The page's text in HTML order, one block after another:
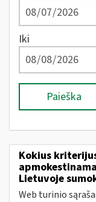
Iki
Paieška
Kokius
Lietuvoje
Web turinio